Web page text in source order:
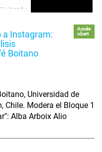
a Instagram:
Boitano
Accés
obert
Universidad de
Chile. Modera el Bloque 1
Alba Arboix Alio